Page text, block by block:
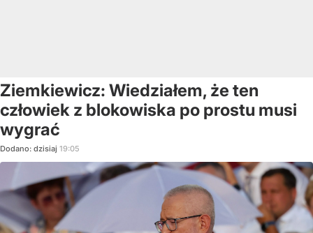
Ziemkiewicz: Wiedziałem, że ten
człowiek z blokowiska po prostu musi
wygrać
Dodano: dzisiaj 19:05